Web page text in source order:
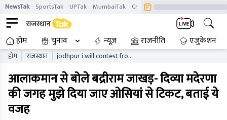
NewsTak SportsTak UPTak MumbaiTak CrimeTak
होम चुनाव न्यूज़ राजनीति एजुकेशन
होम राजस्थान
jodhpur i will contest from
jakhad
आलाकमान से बोले बद्रीराम जाखड़- दिव्या मदेरणा
की जगह मुझे दिया जाए ओसियां से टिकट, बताई ये
वजह